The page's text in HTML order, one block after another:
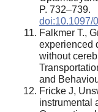
P. 732–739.
doi:10.1097/
Falkmer T.,
experienced
without
and
Fricke J,
instrumental